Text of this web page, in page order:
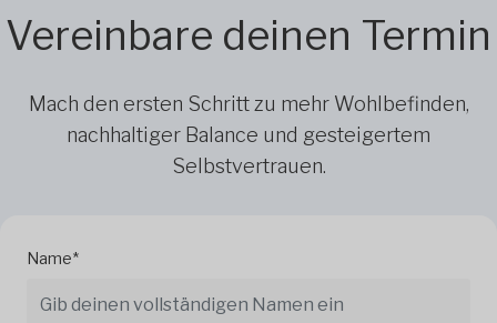
Vereinbare deinen Termin
Mach den ersten Schritt zu mehr Wohlbefinden,
nachhaltiger Balance und gesteigertem
Selbstvertrauen.
Name*